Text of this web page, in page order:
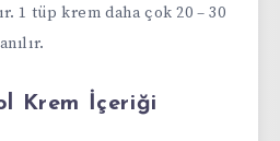
1 tüp krem daha çok 20 – 30
Krem İçeriği